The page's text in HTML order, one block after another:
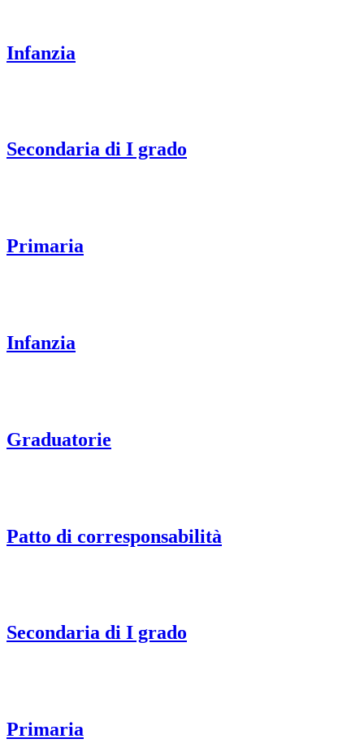
Infanzia
Secondaria di I grado
Primaria
Infanzia
Graduatorie
Patto di corresponsabilità
Secondaria di I grado
Primaria